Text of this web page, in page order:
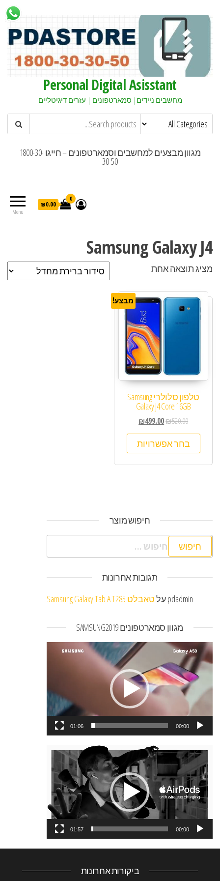
Personal Digital Asisstant
מחשבים ניידים| סמארטפונים | עזרים דיגיטליים
מגוון מבצעים למחשבים וסמארטפונים – חייגו 1800-30-
30-50
Menu
0
₪0.00
Samsung Galaxy J4
מציג תוצאה אחת
מבצע!
טלפון סלולרי Samsung
Galaxy J4 Core 16GB
₪520.00
₪499.00
בחר אפשרויות
חיפוש מוצר
חיפוש:
תגובות אחרונות
pdadminעלטאבלט Samsung Galaxy Tab A T285
מגוון סמארטפונים SAMSUNG2019
נגן
וידאו
00:00
01:06
נגן
וידאו
00:00
01:57
ביקורות אחרונות